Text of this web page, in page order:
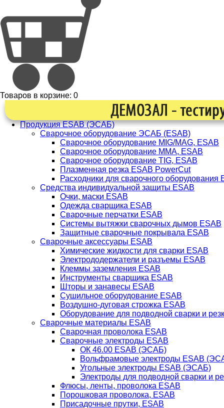
Товаров в корзине: 0
Продукция ESAB (ЭСАБ)
Сварочное оборудование ЭСАБ (ESAB)
Сварочное оборудование MIG/MAG, ESAB
Сварочное оборудование ММА, ESAB
Сварочное оборудование TIG, ESAB
Плазменная резка ESAB PowerCut
Расходники для сварочного оборудования
Средства индивидуальной защиты ESAB
Очки, маски ESAB
Одежда сварщика ESAB
Сварочные перчатки ESAB
Системы вытяжки сварочных дымов ESAB
Защитные сварочные покрывала ESAB
Сварочные аксессуары ESAB
Химические жидкости для сварки ESAB
Электрододержатели и разъемы ESAB
Клеммы заземления ESAB
Инструменты сварщика ESAB
Шторы и занавесы ESAB
Сушильное оборудование ESAB
Воздушно-дуговая строжка ESAB
Оборудование для подводной сварки и
Сварочные материалы ESAB
Сварочная проволока ESAB
Сварочные электроды ESAB
ОК 46.00 ESAB (ЭСАБ)
Вольфрамовые электроды ESAB
Угольные электроды ESAB (ЭСАБ)
Электроды для подводной сварки и
Флюсы, ленты, проволока ESAB
Порошковая проволока, ESAB
Присадочные прутки, ESAB